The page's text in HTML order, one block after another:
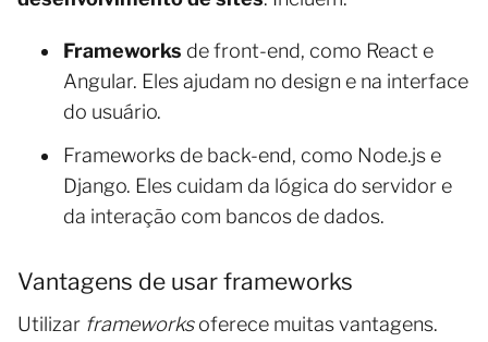
Frameworks de front-end, como React e
Angular. Eles ajudam no design e na interface
do usuário.
Frameworks de back-end, como Node.js e
Django. Eles cuidam da lógica do servidor e
da interação com bancos de dados.
Vantagens de usar frameworks
Utilizar frameworksoferece muitas vantagens.